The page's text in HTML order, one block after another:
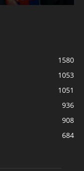
1580
1053
1051
936
908
684